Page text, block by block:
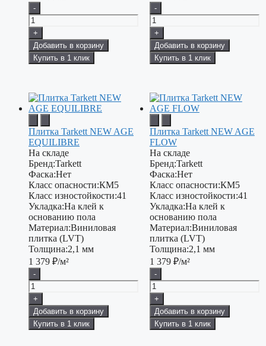
-
+
Добавить в корзину
Купить в 1 клик
-
+
Добавить в корзину
Купить в 1 клик
Плитка Tarkett NEW AGE
EQUILIBRE
На складе
Бренд:Tarkett
Фаска:Нет
Класс опасности:КМ5
Класс изностойкости:41
Укладка:На клей к
основанию пола
Материал:Виниловая
плитка (LVT)
Толщина:2,1 мм
1 379 ₽/м²
-
+
Добавить в корзину
Купить в 1 клик
Плитка Tarkett NEW AGE
FLOW
На складе
Бренд:Tarkett
Фаска:Нет
Класс опасности:КМ5
Класс изностойкости:41
Укладка:На клей к
основанию пола
Материал:Виниловая
плитка (LVT)
Толщина:2,1 мм
1 379 ₽/м²
-
+
Добавить в корзину
Купить в 1 клик